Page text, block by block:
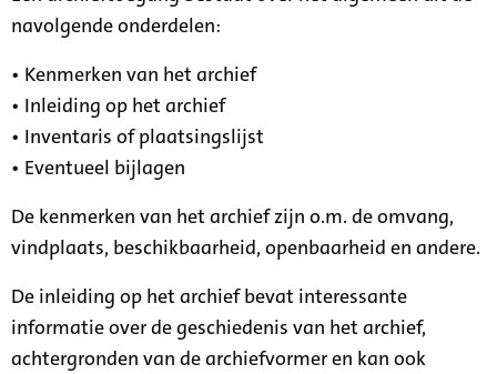
navolgende onderdelen:
• Kenmerken van het archief
• Inleiding op het archief
• Inventaris of plaatsingslijst
• Eventueel bijlagen
De kenmerken van het archief zijn o.m. de omvang,
vindplaats, beschikbaarheid, openbaarheid en andere.
De inleiding op het archief bevat interessante
informatie over de geschiedenis van het archief,
achtergronden van de archiefvormer en kan ook